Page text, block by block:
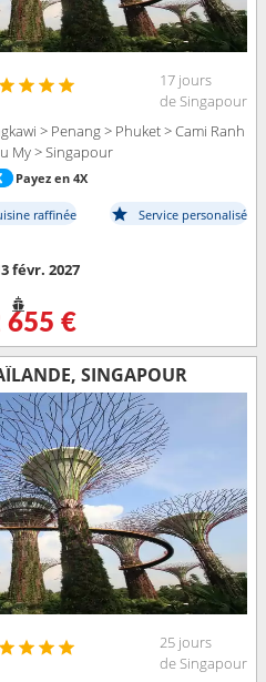
17 jours
de Singapour
> Penang > Phuket > Cami Ranh
My > Singapour
Payez en 4X
raffinée
Service personalisé
févr. 2027
655 €
SINGAPOUR
25 jours
de Singapour